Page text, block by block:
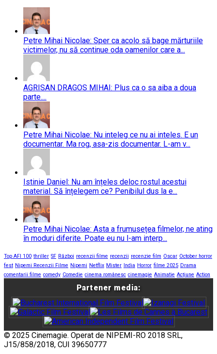
Petre Mihai Nicolae: Sper ca acolo să bage mărturiile
victimelor, nu să continue oda oamenilor care a...
AGRISAN DRAGOS MIHAI: Plus ca o sa aiba a doua
parte....
Petre Mihai Nicolae: Nu inteleg ce nu ai inteles. E un
documentar. Ma rog, asa-zis documentar. L-am v...
Istinie Daniel: Nu am înțeles deloc rostul acestui
material. Să înțelegem ce? Penibilul dus la e...
Petre Mihai Nicolae: Asta a frumusețea filmelor, ne ating
în moduri diferite. Poate eu nu l-am interp...
Top AFI 100 thriller SF Război recenzii filme recenzii recenzie film Oscar October horror
fest Nipemi Recenzii Filme Nipemi Netflix Mister India Horror filme 2025 Drama
comentarii filme comedy Comedie cinema românesc cinemagie Animatie Acțiune Action
Partener media:
© 2025 Cinemagie. Operat de NIPEMI-RO 2018 SRL,
J15/858/2018, CUI 39650777